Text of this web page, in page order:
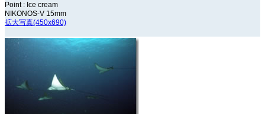
Point : Ice cream
NIKONOS-V 15mm
拡大写真(450x690)